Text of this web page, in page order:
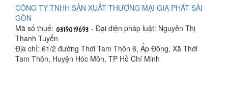
CÔNG TY TNHH SẢN XUẤT THƯƠNG MẠI GIA PHÁT SÀI
GÒN
Mã số thuế:
- Đại diện pháp luật: Nguyễn Thị
Thanh Tuyển
Địa chỉ: 61/2 đường Thới Tam Thôn 6, Ấp Đông, Xã Thới
Tam Thôn, Huyện Hóc Môn, TP Hồ Chí Minh